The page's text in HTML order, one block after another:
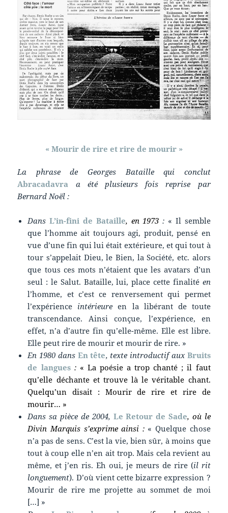
« Mourir de rire et rire de mourir »
La phrase de Georges Bataille qui conclut
Abracadavra a été plusieurs fois reprise par
Bernard Noël :
DansL’in-fini de Bataille, en 1973 : « Il semble
que l’homme ait toujours agi, produit, pensé en
vue d’une fin qui lui était extérieure, et qui tout à
tour s’appelait Dieu, le Bien, la Société, etc. alors
que tous ces mots n’étaient que les avatars d’un
seul : le Salut. Bataille, lui, place cette finalité en
l’homme, et c’est ce renversement qui permet
l’expérience intérieure en la libérant de toute
transcendance. Ainsi conçue, l’expérience, en
effet, n’a d’autre fin qu’elle-même. Elle est libre.
Elle peut rire de mourir et mourir de rire. »
En 1980 dans En tête, texte introductif aux Bruits
de langues :« La poésie a trop chanté ; il faut
qu’elle déchante et trouve là le véritable chant.
Quelqu’un disait : Mourir de rire et rire de
mourir… »
Dans sa pièce de 2004, Le Retour de Sade, où le
Divin Marquis s’exprime ainsi : « Quelque chose
n’a pas de sens. C’est la vie, bien sûr, à moins que
tout à coup elle n’en ait trop. Mais cela revient au
même, et j’en ris. Eh oui, je meurs de rire (il rit
longuement). D’où vient cette bizarre expression ?
Mourir de rire me projette au sommet de moi
[…] »